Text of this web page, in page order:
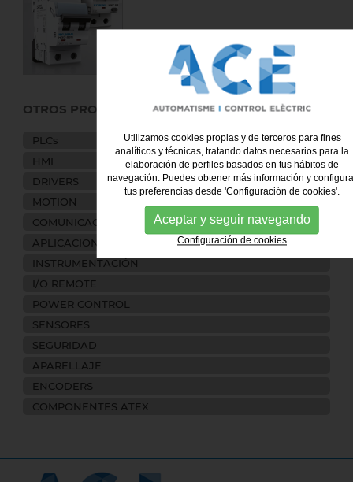
OTROS PRODUCTOS:
PLCs
HMI
DRIVERS
MOTION
COMUNICACIONES
APLICACIONES
INSTRUMENTACIÓN
I/O REMOTE
POWER CONTROL
SENSORES
SEGURIDAD
APARELLAJE
ENCODERS
COMPONENTES ATEX
Utilizamos cookies propias y de terceros para fines
analíticos y técnicas, tratando datos necesarios para la
elaboración de perfiles basados en tus hábitos de
navegación. Puedes obtener más información y
tus preferencias desde 'Configuración de cookies'.
Aceptar y seguir navegando
Configuración de cookies